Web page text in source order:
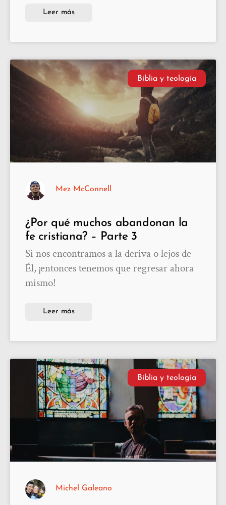
Leer más
Biblia y teología
¿Por qué muchos abandonan la
fe cristiana? – Parte 3
Si nos encontramos a la deriva o lejos de
Él, ¡entonces tenemos que regresar ahora
mismo!
Leer más
Mez McConnell
Biblia y teología
Michel Galeano